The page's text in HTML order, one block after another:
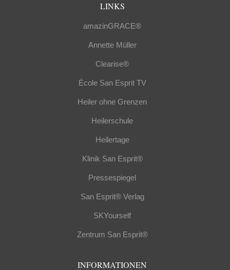
LINKS
amazinGRACE®
Annette Müller
Clearise®
École San Esprit TV
Heiler ohne Grenzen
Heilerschule
Heilertage
Klinik San Esprit®
Pressespiegel
San Esprit® Verlag
SKYourself
Zentrum San Esprit®
INFORMATIONEN